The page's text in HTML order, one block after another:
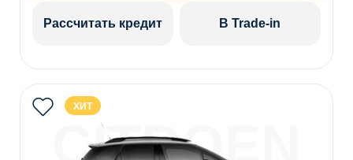
Рассчитать кредит В Trade-in
ХИТ
CITROEN